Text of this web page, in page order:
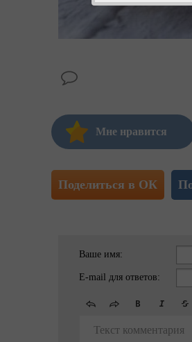
Мне нравится
Поделиться в ОК
Ваше имя:
E-mail для ответов:
Текст комментария